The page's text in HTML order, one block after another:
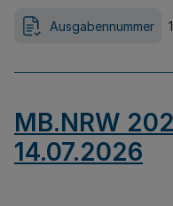
Ausgabennummer
MB.NRW
14.07.2026